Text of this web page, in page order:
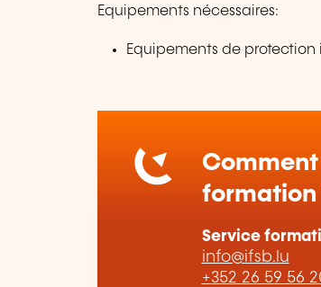
Equipements nécessaires:
Equipements de
formation
Service
info@ifsb.lu
+352 26 59 56